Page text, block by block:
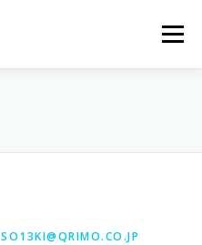
メニュー
SO13KI@QRIMO.CO.JP